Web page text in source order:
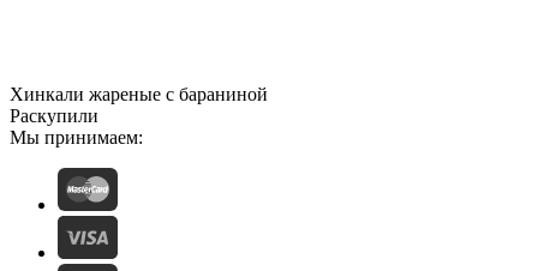
Хинкали жареные с бараниной
Раскупили
Мы принимаем: